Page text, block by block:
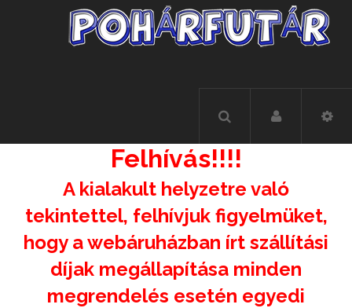
Felhívás!!!!
A kialakult helyzetre való
tekintettel, felhívjuk figyelmüket,
hogy a webáruházban írt szállítási
díjak megállapítása minden
megrendelés esetén egyedi